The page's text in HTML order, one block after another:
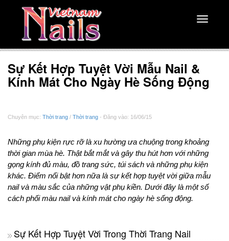
Toggle
Sự Kết Hợp Tuyệt Vời Mẫu Nail &
Kính Mát Cho Ngày Hè Sống Động
Chuyên mục: Thời trang / Thời trang - Đăng vào: 16/06/15
Những phụ kiện rực rỡ là xu hường ưa chuộng trong khoảng
thời gian mùa hè. Thật bắt mắt và gây thu hút hơn với những
gọng kính đủ màu, đồ trang sức, túi sách và những phụ kiện
khác. Điểm nổi bật hơn nữa là sự kết hợp tuyệt vời giữa mẫu
nail và màu sắc của những vật phụ kiền. Dưới đây là một số
cách phối màu nail và kính mát cho ngày hè sống động.
Sự Kết Hợp Tuyệt Vời Trong Thời Trang Nail